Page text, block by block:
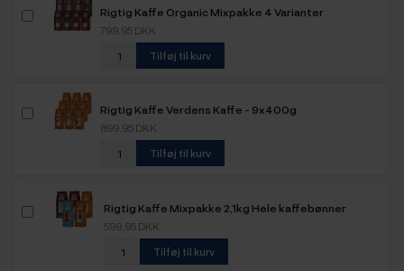
Rigtig Kaffe Organic Mixpakke 4 Varianter
799,95 DKK
Tilføj til kurv
Rigtig Kaffe Verdens Kaffe - 9x400g
899,95 DKK
Tilføj til kurv
Rigtig Kaffe Mixpakke 2,1kg Hele kaffebønner
599,95 DKK
Tilføj til kurv